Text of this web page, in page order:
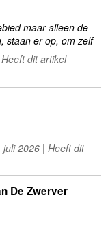
maar alleen de
staan er op, om zelf
dit artikel
2026 | Heeft dit
De Zwerver